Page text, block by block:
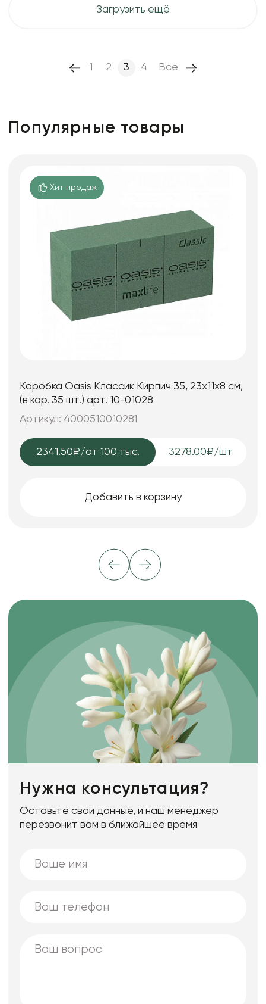
Загрузить ещё
1 2 3 4 Все
Популярные товары
Хит продаж
Коробка Oasis Классик Кирпич 35, 23x11x8 см,
(в кор. 35 шт.) арт. 10-01028
Артикул: 4000510010281
2341.50₽/от 100 тыс. 3278.00₽/шт
Добавить в корзину
Нужна консультация?
Оставьте свои данные, и наш менеджер
перезвонит вам в ближайшее время